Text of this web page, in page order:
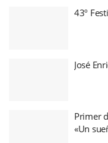
43º
José
Primer
«Un